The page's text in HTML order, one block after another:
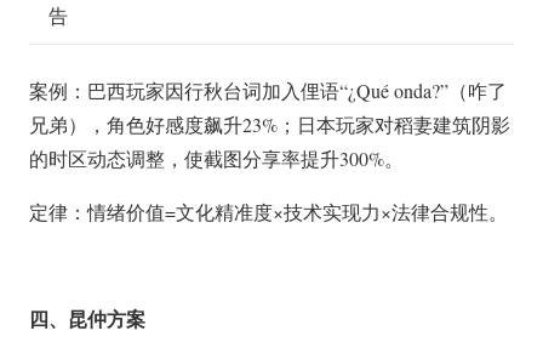
告
案例： 巴西玩家因行秋台词加入俚语“¿Qué onda?”（咋了
兄弟），角色好感度飙升23%；日本玩家对稻妻建筑阴影
的时区动态调整，使截图分享率提升300%。
定律：情绪价值=文化精准度×技术实现力×法律合规性。
四、昆仲方案